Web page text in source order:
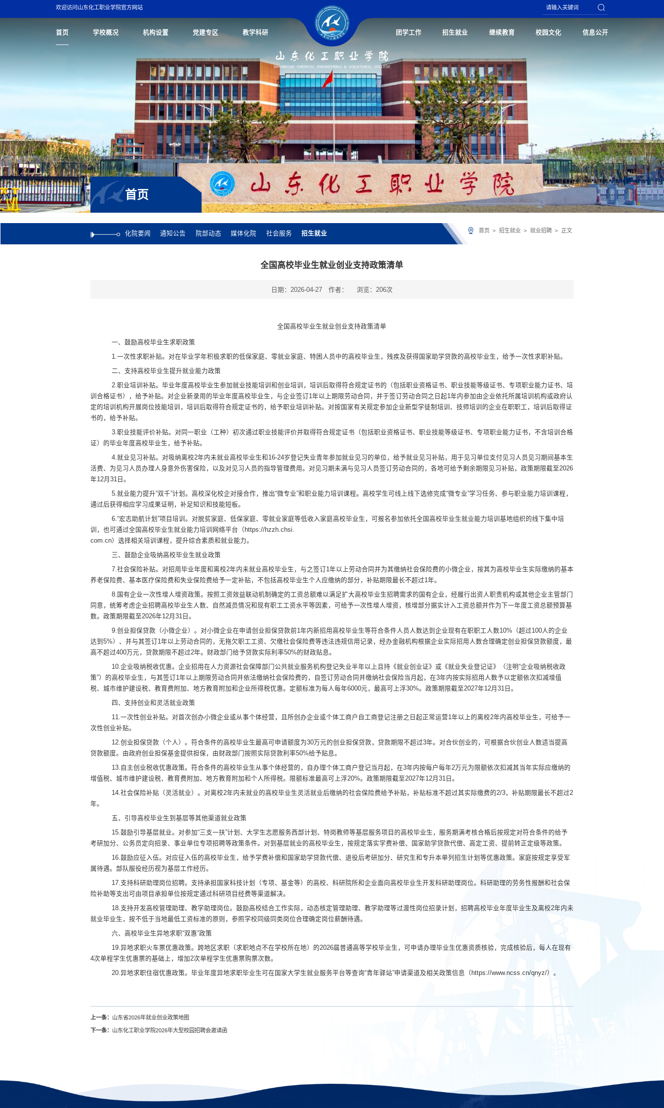
欢迎访问山东化工职业学院官方网站
首页 学校概况 机构设置 党建专区 教学科研 团学工作 招生就业 继续教育 校园文化 信息公开
首页
化院要闻 通知公告 院部动态 媒体化院 社会服务 招生就业 首页 > 招生就业 > 就业招聘 > 正文
全国高校毕业生就业创业支持政策清单
日期：2026-04-27 作者： 浏览：206次
全国高校毕业生就业创业支持政策清单
一、鼓励高校毕业生求职政策
1.一次性求职补贴。 对在毕业学年积极求职的低保家庭、 零就业家庭、特困人员中的高校毕业生，残疾及获得国家助学贷款的高校毕业生，给予一次性求职补贴。
二、支持高校毕业生提升就业能力政策
2.职业培训补贴。 毕业年度高校毕业生参加就业技能培训和创业培训，培训后取得符合规定证书的（包括职业资格证书、职业技能等级证书、专项职业能力证书、培
训合格证书），给予补贴。对企业新录用的毕业年度高校毕业生，与企业签订1年以上期限劳动合同，并于签订劳动合同之日起1年内参加由企业依托所属培训机构或政府认
定的培训机构开展岗位技能培训，培训后取得符合规定证书的，给予职业培训补贴。对按国家有关规定参加企业新型学徒制培训、技师培训的企业在职职工，培训后取得证
书的，给予补贴。
3.职业技能评价补贴。 对同一职业（工种）初次通过职业技能评价并取得符合规定证书（包括职业资格证书、职业技能等级证书、专项职业能力证书，不含培训合格
证）的毕业年度高校毕业生，给予补贴。
4.就业见习补贴。 对吸纳离校2年内未就业高校毕业生和 16-24岁登记失业青年参加就业见习的单位，给予就业见习补贴，用于见习单位支付见习人员见习期间基本生
活费、为见习人员办理人身意外伤害保险，以及对见习人员的指导管理费用。对见习期未满与见习人员签订劳动合同的，各地可给予剩余期限见习补贴， 政策期限截至2026
年12月 31日。
5. 就业能力提升“双千”计划。 高校深化校企对接合作， 推出“微专业”和职业能力培训课程。 高校学生可线上线下选修完成“微专业”学习任务、 参与职业能力培训课程 ，
通过后获得相应学习成果证明， 补足知识和技能短板。
6. “宏志助航计划 ”项目培训 。 对脱贫家庭、低保家庭、 零就业家庭等低收入家庭高校毕业生，可报名参加依托全国高校毕业生就业能力培训基地组织的线下集中培
训，也可通过全国高校毕业生就业能力培训网络平台 （ https://hzzh.chsi.
com.cn）选择相关培训课程， 提升综合素质和就业能力。
三、鼓励企业吸纳高校毕业生就业政策
7. 社会保险补贴。 对招用毕业年度和离校2年内未就业高校毕业生，与之签订1 年以上劳动合同并为其缴纳社会保险费的小微企业，按其为高校毕业生实际缴纳的基本
养老保险费、基本医疗保险费和失业保险费给予一定补贴，不包括高校毕业生个人应缴纳的部分，补贴期限最长不超过1 年。
8. 国有企业一次性增人增资政策。 按照工资效益联动机制确定的工资总额难以满足扩大高校毕业生招聘需求的国有企业，经履行出资人职责机构或其他企业主管部门
同意，统筹考虑企业招聘高校毕业生人数、自然减员情况和现有职工工资水平等因素，可给予一次性增人增资，核增部分据实计入工资总额并作为下一年度工资总额预算基
数。 政策期限截至2026年12月 31 日。
9. 创业担保贷款（小微企业） 。 对小微企业在申请创业担保贷款前1 年内新招用高校毕业生等符合条件人员人数达到企业现有在职职工人数10% （超过100人的企业
达到 5%）、并与其签订1 年以上劳动合同的，无拖欠职工工资、欠缴社会保险费等违法违规信用记录，经办金融机构根据企业实际招用人数合理确定创业担保贷款额度，最
高不超过400万元，贷款期限不超过2年。财政部门给予贷款实际利率50%的财政贴息。
10. 企业吸纳税收优惠。 企业招用在人力资源社会保障部门公共就业服务机构登记失业半年以上且持《就业创业证》 或《就业失业登记证》（注 明“企业吸纳税收政
策”）的高校毕业生，与其签订1 年以上期限劳动合同并依法缴纳社会保险费的，自签订劳动合同并缴纳社会保险当月起，在3年内按实际招用人数予以定额依次扣减增值
税、城市维护建设税、教育费附加、地方教育附加和企业所得税优惠。定额标准为每人每年6000元，最高可上浮30%。 政策期限截至2027年12月 31 日。
四、支持创业和灵活就业政策
11 一次性创业补贴。 对首次创办小微企业或从事个体经营，且所创办企业或个体工商户自工商登记注册之日起正常运营1 年以上的离校2年内高校毕业生，可给予一
次性创业补贴。
1 2. 创业担保贷款（个人） 。 符合条件的高校毕业生最高可申请额度为30万元的创业担保贷款，贷款期限不超过3年。对合伙创业的，可根据合伙创业人数适当提高
贷款额度。由政府创业担保基金提供担保，由财政部门按照实际贷款利率50%给予贴息。
1 3. 自主创业税收优惠政策。 符合条件的高校毕业生从事个体经营的，自办理个体工商户登记当月起，在3年内按每户每年2万元为限额依次扣减其当年实际应缴纳的
增值税、城市维护建设税、教育费附加、地方教育附加和个人所得税。限额标准最高可上浮20%。 政策期限截至2027年12月 31 日。
1 4. 社会保险补贴（灵活就业） 。 对离校2年内未就业的高校毕业生灵活就业后缴纳的社会保险费给予补贴，补贴标准不超过其实际缴费的2/3，补贴期限最长不超过2
年。
五、引导高校毕业生到基层等其他渠道就业政策
1 5. 鼓励引导基层就业。 对参加“三支一扶”计划、大学生志愿服务西部计划、特岗教师等基层服务项目的高校毕业生，服务期满考核合格后按规定对符合条件的给予
考研加分、公务员定向招录、事业单位专项招聘等政策条件。对到基层就业的高校毕业生，按规定落实学费补偿、国家助学贷款代偿、高定工资、提前转正定级等政策。
1 6. 鼓励应征入伍。 对应征入伍的高校毕业生，给予学费补偿和国家助学贷款代偿、退役后考研加分、研究生和专升本单列招生计划等优惠政策。家庭按规定享受军
属待遇。部队服役经历视为基层工作经历。
1 7. 支持科研助理岗位招聘。 支持承担国家科技计划（专项、基金等）的高校、科研院所和企业面向高校毕业生开发科研助理岗位。科研助理的劳务性报酬和社会保
险补助等支出可由项目承担单位按规定通过科研项目经费等渠道解决。
18. 支持开发高校管理助理、教学助理岗位。 鼓励高校结合工作实际，动态核定管理助理、教学助理等过渡性岗位招录计划，招聘高校毕业年度毕业生及离校2年内未
就业毕业生 ， 按不低于当地最低工资标准的原则，参照学校同级同类岗位合理确定岗位薪酬待遇。
六、 高校毕业生异地求职“双惠”政策
1 9. 异地求职火车票优惠政策。 跨地区求职（求职地点不在学校所在地）的2026届普通高等学校毕业生，可申请办理毕业生优惠资质核验，完成核验后，每人在现有
4次单程学生优惠票的基础上，增加2次单程学生优惠票购票次数。
20. 异地求职住宿优惠政策。毕业年度异地求职毕业生可在国家大学生就业服务平台等查询“青年驿站”申请渠道及相关政策信息（ https://www.ncss.cn/qnyz/）。
上一条： 山东省2026年就业创业政策地图
下一条： 山东化工职业学院2026年大型校园招聘会邀请函